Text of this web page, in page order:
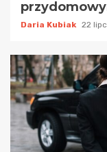
Daria Kubiak 22